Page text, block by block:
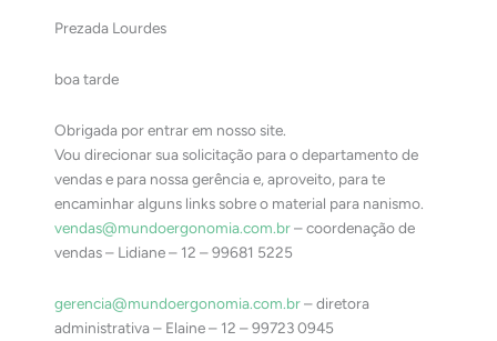
Prezada Lourdes
boa tarde
Obrigada por entrar em nosso site.
Vou direcionar sua solicitação para o departamento de
vendas e para nossa gerência e, aproveito, para te
encaminhar alguns links sobre o material ​para nanismo.
vendas@mundoergonomia.com.br– coordenação de
vendas – Lidiane – 12 – 99681 5225
gerencia@mundoergonomia.com.br– diretora
administrativa – Elaine – 12 – 99723 0945